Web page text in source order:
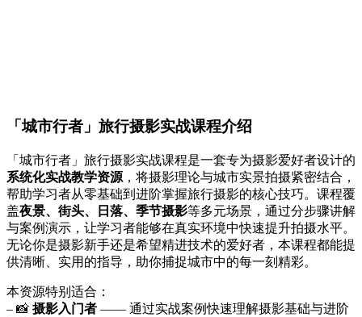
「城市行者」旅行摄影实战课程介绍
「城市行者」旅行摄影实战课程是一套专为摄影爱好者设计的
系统化实战教学资源 ，将摄影理论与城市实景拍摄紧密结合，
帮助学习者从零基础到进阶掌握旅行摄影的核心技巧。课程覆
盖夜景、街头、日落、季节摄影等多元场景，通过分步骤讲解
与案例演示，让学习者能够在真实环境中快速提升拍摄水平。
无论你是摄影新手还是希望精进技术的爱好者，本课程都能提
供清晰、实用的指导，助你捕捉城市中的每一刻精彩。
本资源特别适合：
– 📸 摄影入门者 —— 通过实战案例快速理解摄影基础与进阶